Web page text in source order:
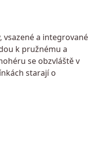
vsazené a integrované
k pružnému a
se obzvláště v
starají o